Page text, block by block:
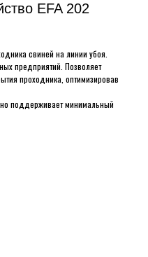
EFA 202
свиней на линии убоя.
предприятий. Позволяет
проходника, оптимизировав
поддерживает минимальный